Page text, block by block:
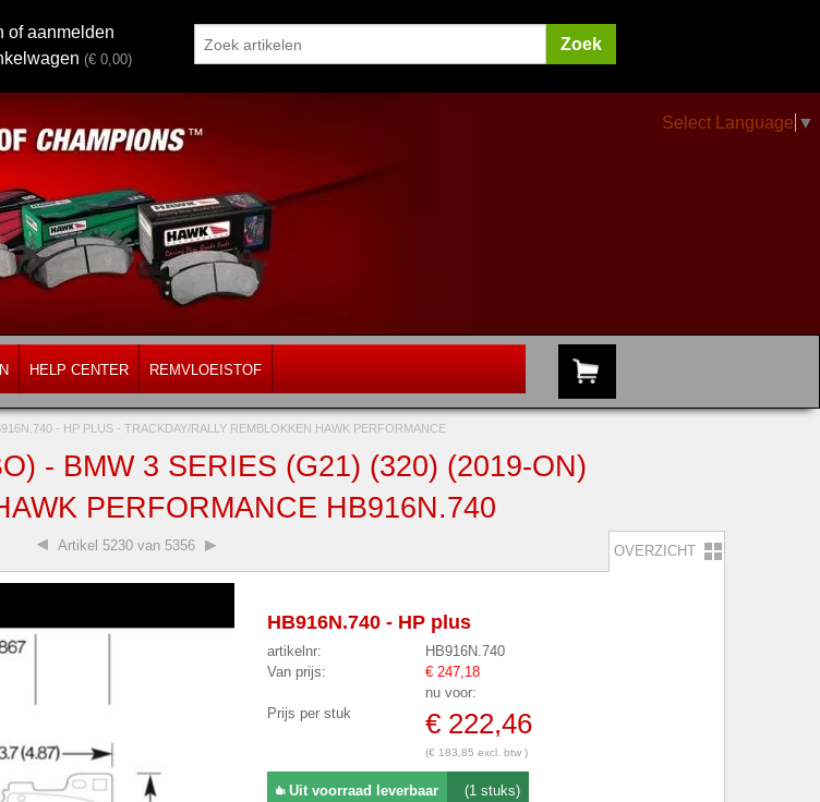
of aanmelden
(€0,00)
Select Language ▼
HELP CENTER REMVLOEISTOF
- HP PLUS - TRACKDAY/RALLY REMBLOKKEN HAWK PERFORMANCE
- BMW 3 SERIES (G21) (320) (2019-ON)
PERFORMANCE HB916N.740
Artikel 5230 van 5356 OVERZICHT
HB916N.740 - HP plus
artikelnr:
HB916N.740
Van prijs:
€ 247,18
nu voor:
Prijs per stuk
€ 222,46
(€ 183,85 excl. btw )
Uit voorraad leverbaar (1 stuks)